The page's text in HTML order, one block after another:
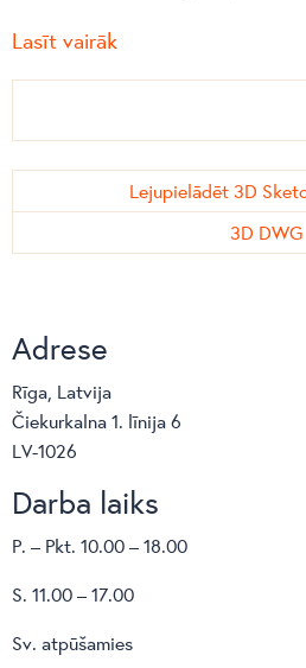
Cenā iekļauta elementa
Lasīt vairāk
Lejupielādēt 3D
3D DWG
Adrese
Rīga, Latvija
Čiekurkalna 1. līnija 6
LV-1026
Darba laiks
P. – Pkt. 10.00 – 18.00
S. 11.00 – 17.00
Sv. atpūšamies